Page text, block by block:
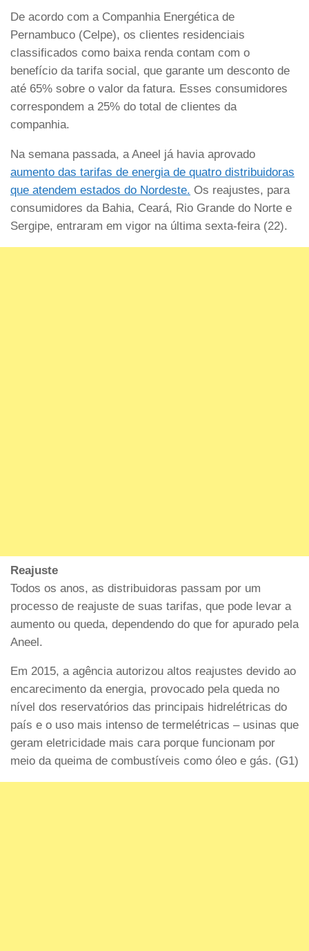
De acordo com a Companhia Energética de
Pernambuco (Celpe), os clientes residenciais
classificados como baixa renda contam com o
benefício da tarifa social, que garante um desconto de
até 65% sobre o valor da fatura. Esses consumidores
correspondem a 25% do total de clientes da
companhia.
Na semana passada, a Aneel já havia aprovado
aumento das tarifas de energia de quatro distribuidoras
que atendem estados do Nordeste. Os reajustes, para
consumidores da Bahia, Ceará, Rio Grande do Norte e
Sergipe, entraram em vigor na última sexta-feira (22).
Reajuste
Todos os anos, as distribuidoras passam por um
processo de reajuste de suas tarifas, que pode levar a
aumento ou queda, dependendo do que for apurado pela
Aneel.
Em 2015, a agência autorizou altos reajustes devido ao
encarecimento da energia, provocado pela queda no
nível dos reservatórios das principais hidrelétricas do
país e o uso mais intenso de termelétricas – usinas que
geram eletricidade mais cara porque funcionam por
meio da queima de combustíveis como óleo e gás. (G1)